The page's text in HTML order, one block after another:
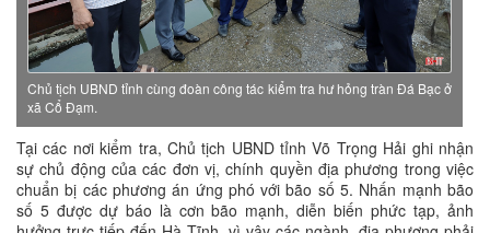
Chủ tịch UBND tỉnh cùng đoàn công tác kiểm tra hư hỏng tràn Đá Bạc ở
xã Cổ Đạm.
Tại các nơi kiểm tra, Chủ tịch UBND tỉnh Võ Trọng Hải ghi nhận
sự chủ động của các đơn vị, chính quyền địa phương trong việc
chuẩn bị các phương án ứng phó với bão số 5. Nhấn mạnh bão
số 5 được dự báo là cơn bão mạnh, diễn biến phức tạp, ảnh